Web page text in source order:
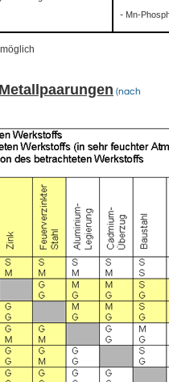
- Mn-
(nach